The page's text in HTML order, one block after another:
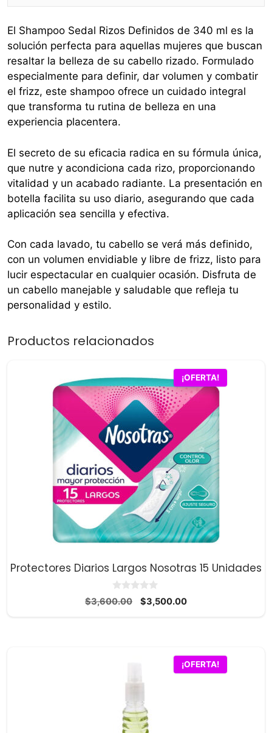
El Shampoo Sedal Rizos Definidos de 340 ml es la
solución perfecta para aquellas mujeres que buscan
resaltar la belleza de su cabello rizado. Formulado
especialmente para definir, dar volumen y combatir
el frizz, este shampoo ofrece un cuidado integral
que transforma tu rutina de belleza en una
experiencia placentera.
El secreto de su eficacia radica en su fórmula única,
que nutre y acondiciona cada rizo, proporcionando
vitalidad y un acabado radiante. La presentación en
botella facilita su uso diario, asegurando que cada
aplicación sea sencilla y efectiva.
Con cada lavado, tu cabello se verá más definido,
con un volumen envidiable y libre de frizz, listo para
lucir espectacular en cualquier ocasión. Disfruta de
un cabello manejable y saludable que refleja tu
personalidad y estilo.
Productos relacionados
¡OFERTA!
Protectores Diarios Largos Nosotras 15 Unidades
0
d
$3,600.00
El
$3,500.00El
¡OFERTA!